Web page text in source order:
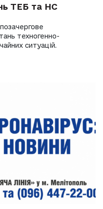
ТЕБ та НС
техногенно-
ситуацій.